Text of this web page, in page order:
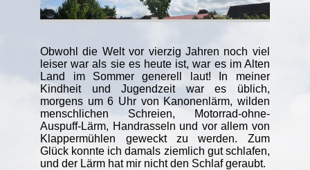
Obwohl die Welt vor vierzig Jahren noch viel
leiser war als sie es heute ist, war es im Alten
Land im Sommer generell laut! In meiner
Kindheit und Jugendzeit war es üblich,
morgens um 6 Uhr von Kanonenlärm, wilden
menschlichen Schreien, Motorrad-ohne-
Auspuff-Lärm, Handrasseln und vor allem von
Klappermühlen geweckt zu werden. Zum
Glück konnte ich damals ziemlich gut schlafen,
und der Lärm hat mir nicht den Schlaf geraubt.